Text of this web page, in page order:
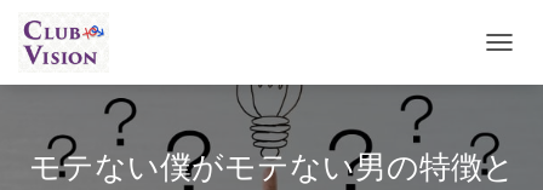
ビ
ョ
モテない僕がモテない男の特徴と